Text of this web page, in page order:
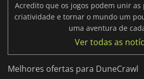
Acredito que os jogos podem unir as
criatividade e tornar o mundo um
uma aventura de
Ver todas as
Melhores ofertas para DuneCrawl